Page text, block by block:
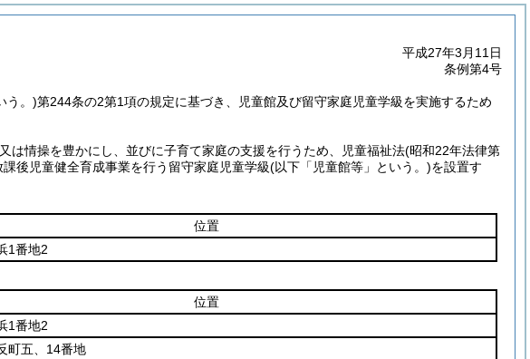
平成27年3月11日
条例第4号
う。)第244条の2第1項の規定に基づき、児童館及び留守家庭児童学級を実施するため
は情操を豊かにし、並びに子育て家庭の支援を行うため、児童福祉法(昭和22年法律第
後児童健全育成事業を行う留守家庭児童学級(以下「児童館等」という。)を設置す
位置
1番地2
位置
1番地2
町五、14番地